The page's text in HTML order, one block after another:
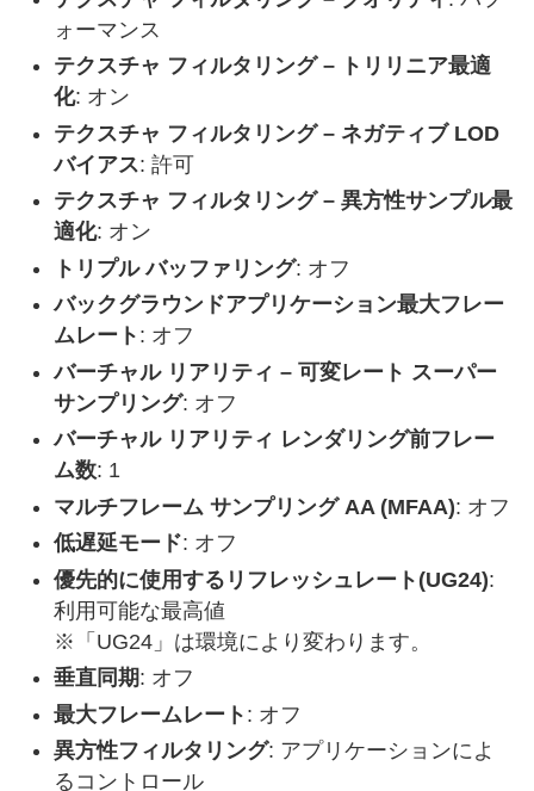
ォーマンス
テクスチャ フィルタリング – トリリニア最適
化: オン
テクスチャ フィルタリング – ネガティブ LOD
バイアス: 許可
テクスチャ フィルタリング – 異方性サンプル最
適化: オン
トリプル バッファリング: オフ
バックグラウンドアプリケーション最大フレー
ムレート : オフ
バーチャル リアリティ – 可変レート スーパー
サンプリング: オフ
バーチャル リアリティ レンダリング前フレー
ム数: 1
マルチフレーム サンプリング AA (MFAA): オフ
低遅延モード: オフ
優先的に使用するリフレッシュレート(UG24):
利用可能な最高値
※「UG24」は環境により変わります。
垂直同期: オフ
最大フレームレート : オフ
異方性フィルタリング: アプリケーションによ
るコントロール